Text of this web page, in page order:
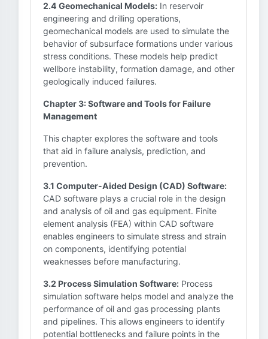
2.4 Geomechanical Models: In reservoir
engineering and drilling operations,
geomechanical models are used to simulate the
behavior of subsurface formations under various
stress conditions. These models help predict
wellbore instability, formation damage, and other
geologically induced failures.
Chapter 3: Software and Tools for Failure
Management
This chapter explores the software and tools
that aid in failure analysis, prediction, and
prevention.
3.1 Computer-Aided Design (CAD) Software:
CAD software plays a crucial role in the design
and analysis of oil and gas equipment. Finite
element analysis (FEA) within CAD software
enables engineers to simulate stress and strain
on components, identifying potential
weaknesses before manufacturing.
3.2 Process Simulation Software: Process
simulation software helps model and analyze the
performance of oil and gas processing plants
and pipelines. This allows engineers to identify
potential bottlenecks and failure points in the